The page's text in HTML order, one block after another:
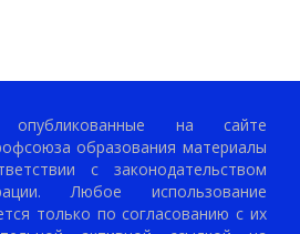
на сайте
образования материалы
с законодательством
Любое использование
только по согласованию с их